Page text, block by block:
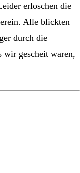
erloschen die
Alle blickten
durch die
wir gescheit waren,